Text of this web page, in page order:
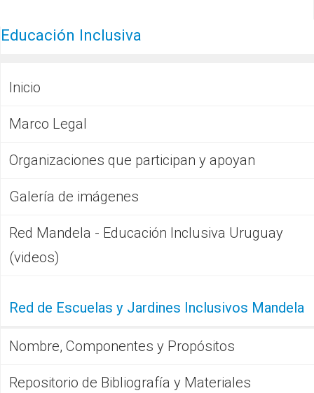
ATD
Educación Inclusiva
Inicio
Marco Legal
Organizaciones que participan y apoyan
Galería de imágenes
Red Mandela - Educación Inclusiva Uruguay
(videos)
Red de Escuelas y Jardines Inclusivos Mandela
Nombre, Componentes y Propósitos
Repositorio de Bibliografía y Materiales